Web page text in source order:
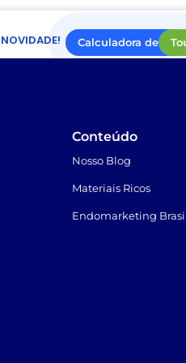
NOVIDADE! Calculadora de ROI
Conteúdo
Nosso Blog
Materiais Ricos
Endomarketing